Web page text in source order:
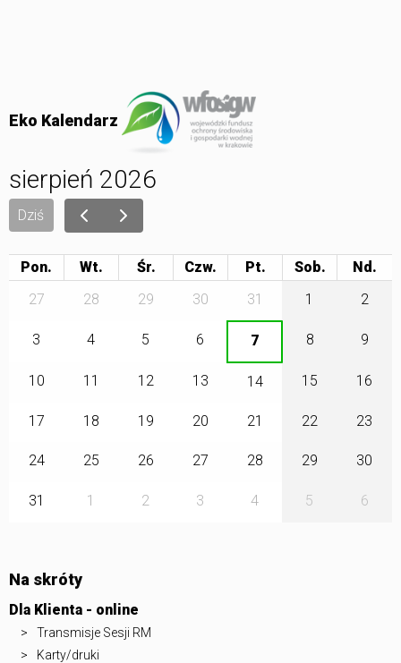
Eko Kalendarz
sierpień 2026
Dziś
Pon. Wt. Śr. Czw. Pt.
Sob.
27
28 29 30 31 1 2
3 4 5 6 7 8 9
10 11 12 13 14 15 16
17 18 19 20 21 22 23
24 25 26 27 28 29 30
31 1 2 3 4 5 6
Na skróty
Dla Klienta - online
Transmisje Sesji RM
Karty/druki